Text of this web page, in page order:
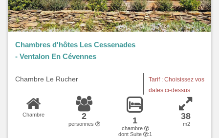
Chambres d'hôtes Les Cessenades
- Ventalon En Cévennes
Chambre Le Rucher
Tarif : Choisissez vos
dates ci-dessus
Chambre 2
personnes 1
chambre
dont Suite
:1
38
m2